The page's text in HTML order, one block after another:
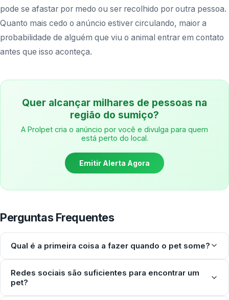
pode se afastar por medo ou ser recolhido por outra pessoa.
Quanto mais cedo o anúncio estiver circulando, maior a
probabilidade de alguém que viu o animal entrar em contato
antes que isso aconteça.
Quer alcançar milhares de pessoas na
região do sumiço?
A Prolpet cria o anúncio por você e divulga para quem
está perto do local.
Emitir Alerta Agora
Perguntas Frequentes
Qual é a primeira coisa a fazer quando o pet some?
Redes sociais são suficientes para encontrar um
pet?